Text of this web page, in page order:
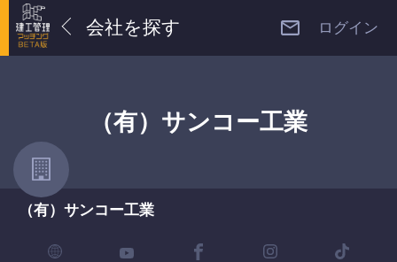
会社を探す ログイン
（有）サンコー工業
（有）サンコー工業